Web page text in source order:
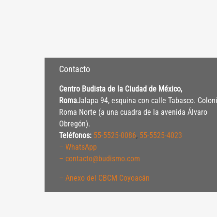
Contacto
Centro Budista de la Ciudad de México,
RomaJalapa 94, esquina con calle Tabasco.
Roma Norte (a una cuadra de la avenida Álvaro
Obregón).
Teléfonos: 55-5525-0086, 55-5525-4023
– WhatsApp
– contacto@budismo.com
– Anexo del CBCM Coyoacán